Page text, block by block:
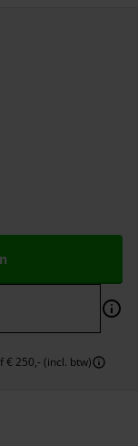
€ 250,- (incl. btw)